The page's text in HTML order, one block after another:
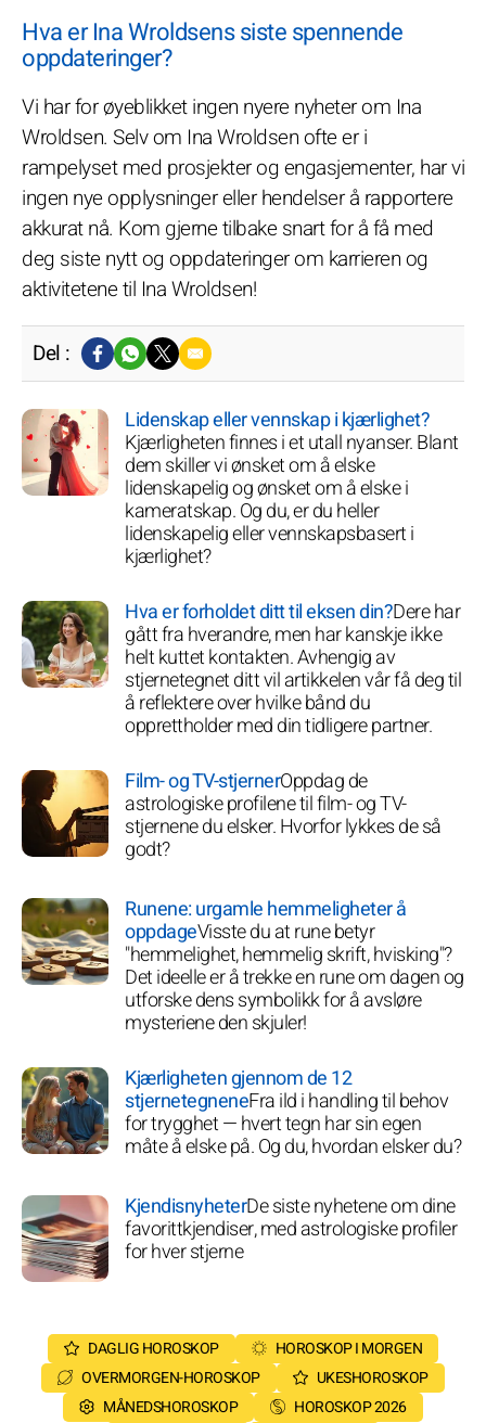
Hva er Ina Wroldsens siste spennende
oppdateringer?
Vi har for øyeblikket ingen nyere nyheter om Ina
Wroldsen. Selv om Ina Wroldsen ofte er i
rampelyset med prosjekter og engasjementer, har vi
ingen nye opplysninger eller hendelser å rapportere
akkurat nå. Kom gjerne tilbake snart for å få med
deg siste nytt og oppdateringer om karrieren og
aktivitetene til Ina Wroldsen!
Del :
Lidenskap eller vennskap i kjærlighet?
Kjærligheten finnes i et utall nyanser. Blant
dem skiller vi ønsket om å elske
lidenskapelig og ønsket om å elske i
kameratskap. Og du, er du heller
lidenskapelig eller vennskapsbasert i
kjærlighet?
Hva er forholdet ditt til eksen din?Dere har
gått fra hverandre, men har kanskje ikke
helt kuttet kontakten. Avhengig av
stjernetegnet ditt vil artikkelen vår få deg til
å reflektere over hvilke bånd du
opprettholder med din tidligere partner.
Film- og TV-stjernerOppdag de
astrologiske profilene til film- og TV-
stjernene du elsker. Hvorfor lykkes de så
godt?
Runene: urgamle hemmeligheter å
oppdageVisste du at rune betyr
"hemmelighet, hemmelig skrift, hvisking"?
Det ideelle er å trekke en rune om dagen og
utforske dens symbolikk for å avsløre
mysteriene den skjuler!
Kjærligheten gjennom de 12
stjernetegneneFra ild i handling til behov
for trygghet — hvert tegn har sin egen
måte å elske på. Og du, hvordan elsker du?
KjendisnyheterDe siste nyhetene om dine
favorittkjendiser, med astrologiske profiler
for hver stjerne
DAGLIG HOROSKOP
HOROSKOP I MORGEN
OVERMORGEN-HOROSKOP
UKESHOROSKOP
MÅNEDSHOROSKOP
HOROSKOP 2026